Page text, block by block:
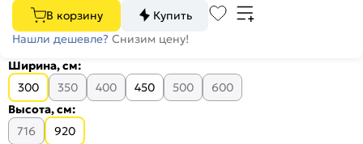
В корзину
Купить
Нашли дешевле? Снизим цену!
Ширина, см:
300
350 400 450 500
600
Высота, см:
716
920